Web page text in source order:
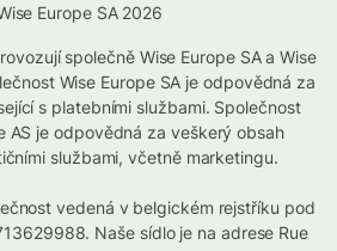
Europe SA 2026
společně Wise Europe SA a Wise
Wise Europe SA je odpovědná za
s platebními službami. Společnost
AS je odpovědná za veškerý obsah
službami, včetně marketingu.
vedená v belgickém rejstříku pod
Naše sídlo je na adrese Rue